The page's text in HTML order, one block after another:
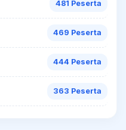
481 Peserta
469 Peserta
444 Peserta
363 Peserta